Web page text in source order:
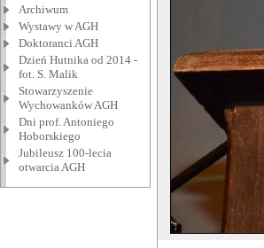
Archiwum
Wystawy w AGH
Doktoranci AGH
Dzień Hutnika od 2014 -
fot. S. Malik
Stowarzyszenie
Wychowanków AGH
Dni prof. Antoniego
Hoborskiego
Jubileusz 100-lecia
otwarcia AGH